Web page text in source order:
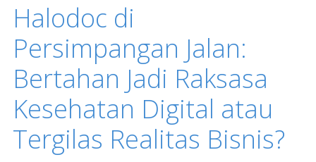
Halodoc di
Persimpangan Jalan:
Bertahan Jadi Raksasa
Kesehatan Digital atau
Tergilas Realitas Bisnis?